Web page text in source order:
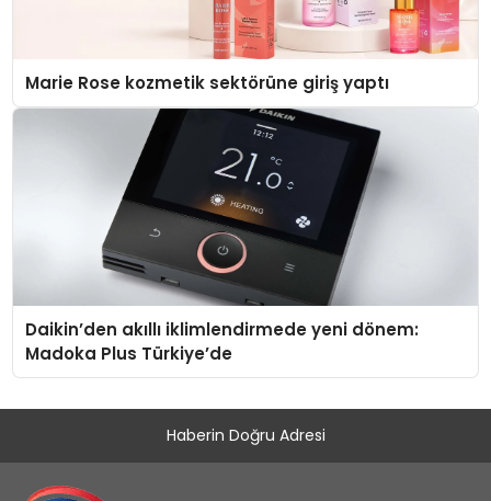
Marie Rose kozmetik sektörüne giriş yaptı
Daikin’den akıllı iklimlendirmede yeni dönem:
Madoka Plus Türkiye’de
Haberin Doğru Adresi